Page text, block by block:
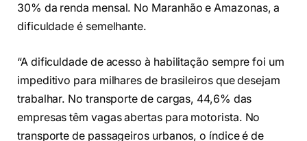
30% da renda mensal. No Maranhão e Amazonas, a
dificuldade é semelhante.
“A dificuldade de acesso à habilitação sempre foi um
impeditivo para milhares de brasileiros que desejam
trabalhar. No transporte de cargas, 44,6% das
empresas têm vagas abertas para motorista. No
transporte de passageiros urbanos, o índice é de